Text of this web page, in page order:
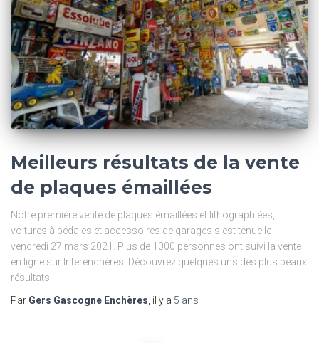
Meilleurs résultats de la vente
de plaques émaillées
Notre première vente de plaques émaillées et lithographiées,
voitures à pédales et accessoires de garages s’est tenue le
vendredi 27 mars 2021. Plus de 1000 personnes ont suivi la vente
en ligne sur Interenchères. Découvrez quelques uns des plus beaux
résultats :
Par Gers Gascogne Enchères , il y a 5 ans